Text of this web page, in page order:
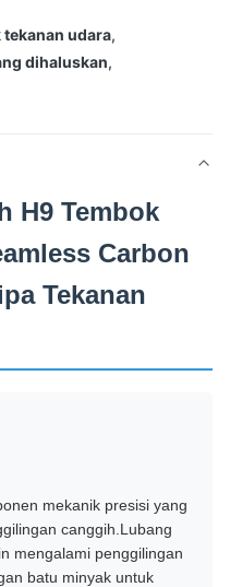
udara,
dihaluskan,
H9 Tembok
Carbon
Tekanan
mekanik presisi yang
canggih.Lubang
mengalami penggilingan
batu minyak untuk